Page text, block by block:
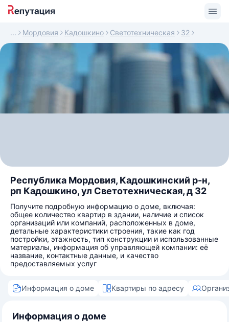
Мордовия Кадошкино Светотехническая 32
Республика Мордовия, Кадошкинский р-н,
рп Кадошкино, ул Светотехническая, д 32
Получите подробную информацию о доме, включая:
общее количество квартир в здании, наличие и список
организаций или компаний, расположенных в доме,
детальные характеристики строения, такие как год
постройки, этажность, тип конструкции и использованные
материалы, информация об управляющей компании: её
название, контактные данные, и качество
предоставляемых услуг
Информация о доме Квартиры по адресу
Информация о доме